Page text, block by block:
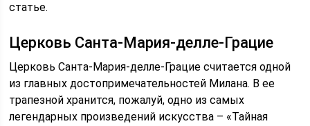
статье.
Церковь Санта-Мария-делле-Грацие
Церковь Санта-Мария-делле-Грацие считается одной
из главных достопримечательностей Милана. В ее
трапезной хранится, пожалуй, одно из самых
легендарных произведений искусства – «Тайная